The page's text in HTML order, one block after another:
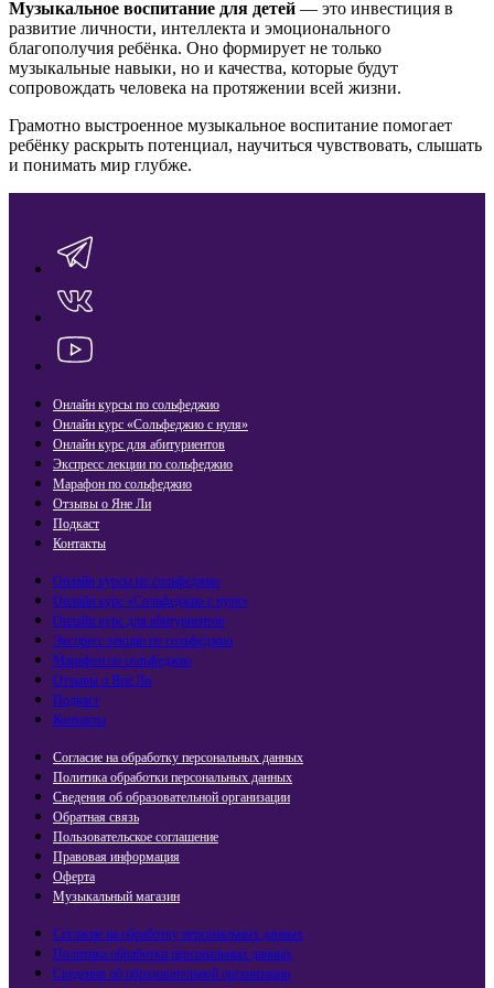
Музыкальное воспитание для детей — это инвестиция в
развитие личности, интеллекта и эмоционального
благополучия ребёнка. Оно формирует не только
музыкальные навыки, но и качества, которые будут
сопровождать человека на протяжении всей жизни.
Грамотно выстроенное музыкальное воспитание помогает
ребёнку раскрыть потенциал, научиться чувствовать, слышать
и понимать мир глубже.
Онлайн курсы по сольфеджио
Онлайн курс «Сольфеджио с нуля»
Онлайн курс для абитуриентов
Экспресс лекции по сольфеджио​
Марафон по сольфеджио
Отзывы о Яне Ли
Подкаст
Контакты
Онлайн курсы по сольфеджио
Онлайн курс «Сольфеджио с нуля»
Онлайн курс для абитуриентов
Экспресс лекции по сольфеджио​
Марафон по сольфеджио
Отзывы о Яне Ли
Подкаст
Контакты
Согласие на обработку персональных данных
Политика обработки персональных данных
Сведения об образовательной организации
Обратная связь
Пользовательское соглашение
Правовая информация
Оферта
Музыкальный магазин
Согласие на обработку персональных данных
Политика обработки персональных данных
Сведения об образовательной организации